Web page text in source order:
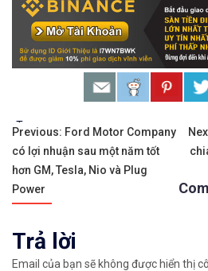
𝘟𝘦𝘮 𝘤𝘩𝘪 𝘵𝘪ế𝘵: https://
Đầ𝐮 𝐭ư 𝐯à 𝐋ướ𝐭 𝐬ó𝐧𝐠
𝘔ở 𝘵à𝘪 𝘬𝘩𝘰ả𝘯 𝘵𝘳ê𝘯
Sàn hỗ trợ giao dịch
Thuộc top 3 sàn nổi
Xem hướng dẫn đầy đủ
𝘔ở 𝘵à𝘪 𝘬𝘩𝘰ả𝘯 𝘵𝘳ê𝘯 𝘴à𝘯
Tags:
Điều
hướng
bài
viết
Previous: Ford Motor Company
có lợi nhuận sau một năm tốt
hơn GM, Tesla, Nio và Plug
Power
Trả lời
Email của bạn sẽ không được hiển thị